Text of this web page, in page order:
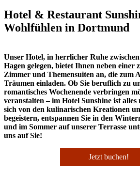
Hotel & Restaurant
Wohlfühlen in Dortmund
Unser Hotel, in herrlicher Ruhe
Hagen gelegen, bietet Ihnen neben einer
Zimmer und Themensuiten an, die zum
Träumen einladen. Ob Sie beruflich zu
romantisches Wochenende verbringen
veranstalten – im Hotel Sunshine ist alles
sich von den kulinarischen Kreationen
begeistern, entspannen Sie in den
und im Sommer auf unserer Terrasse
uns auf Sie!
Jetzt buchen!